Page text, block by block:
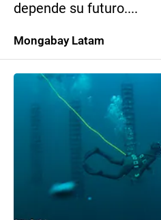
depende su futuro....
Mongabay Latam